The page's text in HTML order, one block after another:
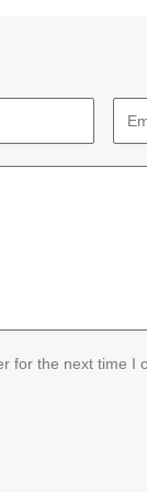
for the next time I